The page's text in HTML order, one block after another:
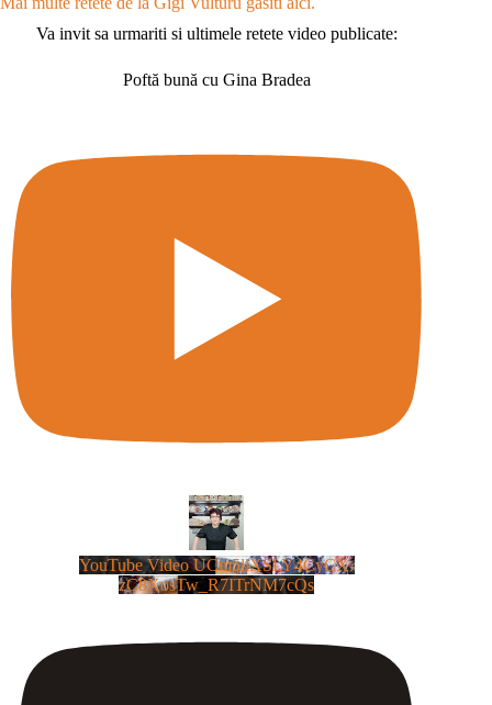
Va invit sa urmariti si ultimele retete video publicate:
Poftă bună cu Gina Bradea
YouTube Video UCm5llXSLY4CyCX-
zC8XosTw_R7ITrNM7cQs